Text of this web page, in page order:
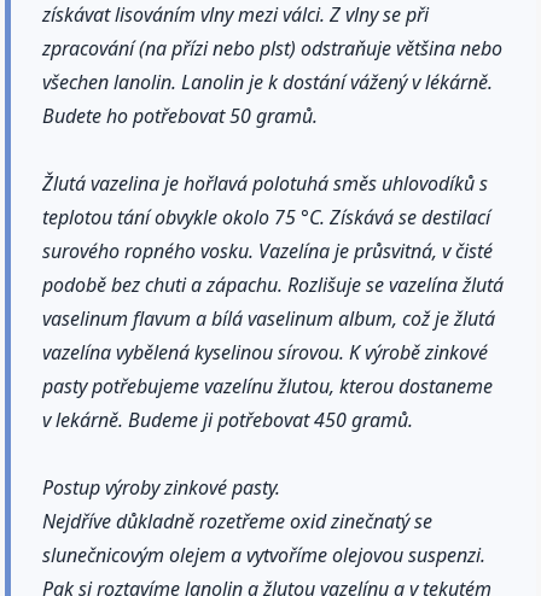
získávat lisováním vlny mezi válci. Z vlny se při
zpracování (na přízi nebo plst) odstraňuje většina nebo
všechen lanolin. Lanolin je k dostání vážený v lékárně.
Budete ho potřebovat 50 gramů.
Žlutá vazelina je hořlavá polotuhá směs uhlovodíků s
teplotou tání obvykle okolo 75 °C. Získává se destilací
surového ropného vosku. Vazelína je průsvitná, v čisté
podobě bez chuti a zápachu. Rozlišuje se vazelína žlutá
vaselinum flavum a bílá vaselinum album, což je žlutá
vazelína vybělená kyselinou sírovou. K výrobě zinkové
pasty potřebujeme vazelínu žlutou, kterou dostaneme
v lekárně. Budeme ji potřebovat 450 gramů.
Postup výroby zinkové pasty.
Nejdříve důkladně rozetřeme oxid zinečnatý se
slunečnicovým olejem a vytvoříme olejovou suspenzi.
Pak si roztavíme lanolin a žlutou vazelínu a v tekutém